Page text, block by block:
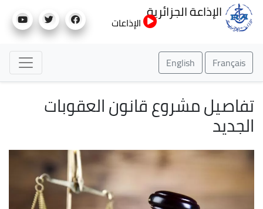
إلى
الإذاعة الجزائرية
الإذاعات
Français
English
تفاصيل مشروع قانون العقوبات
الجديد